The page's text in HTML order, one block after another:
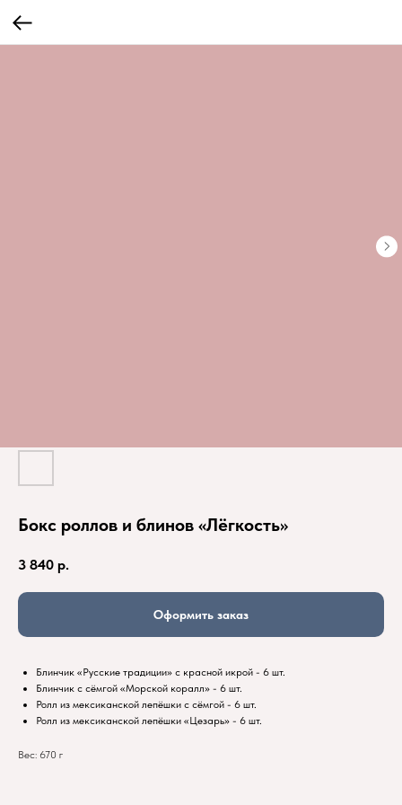
Бокс роллов и блинов «Лёгкость»
3 840 р.
Оформить заказ
Блинчик «Русские традиции» с красной икрой - 6 шт.
Блинчик с сёмгой «Морской коралл» - 6 шт.
Ролл из мексиканской лепёшки с сёмгой - 6 шт.
Ролл из мексиканской лепёшки «Цезарь» - 6 шт.
Вес: 670 г